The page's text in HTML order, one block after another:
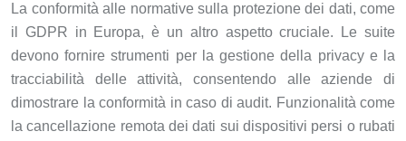
La conformità alle normative sulla protezione dei dati, come
il GDPR in Europa, è un altro aspetto cruciale. Le suite
devono fornire strumenti per la gestione della privacy e la
tracciabilità delle attività, consentendo alle aziende di
dimostrare la conformità in caso di audit. Funzionalità come
la cancellazione remota dei dati sui dispositivi persi o rubati